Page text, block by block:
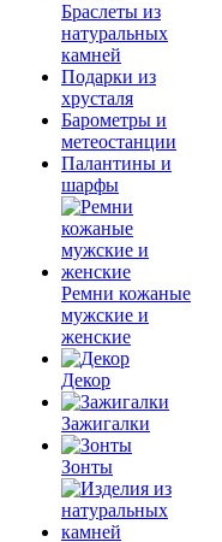
Браслеты из
натуральных
камней
Подарки из
хрусталя
Барометры и
метеостанции
Палантины и
шарфы
Ремни кожаные
мужские и
женские
Декор
Зажигалки
Зонты